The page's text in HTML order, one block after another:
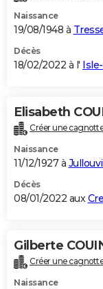
Dictionnaire
Biographies
Citations
Expressions
Proverbes
PROGRAMME TV
S'inscrire
Se connecter
Lycées
Collèges
Primaires
Universités
Entreprises
Service militaire
Avis de recherche
AVIS DE DÉCÈS
Bricolage
Lifestyle
Culture
Sport
Auto
Television
Voyage
Cinema
Naissance
19/08/1948 à
Décès
18/02/2022 à l'
Elisabeth
Créer une
Naissance
11/12/1927 à
Décès
08/01/2022 aux
Gilberte
Créer une
Naissance